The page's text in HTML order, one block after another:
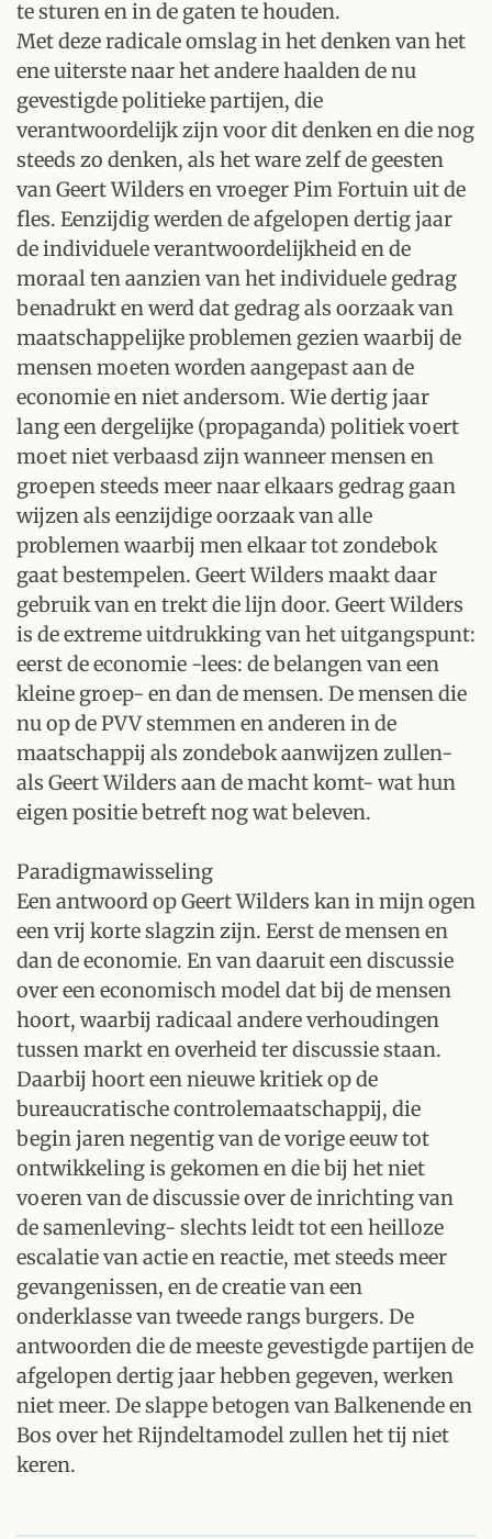
te sturen en in de gaten te houden.
Met deze radicale omslag in het denken van het
ene uiterste naar het andere haalden de nu
gevestigde politieke partijen, die
verantwoordelijk zijn voor dit denken en die nog
steeds zo denken, als het ware zelf de geesten
van Geert Wilders en vroeger Pim Fortuin uit de
fles. Eenzijdig werden de afgelopen dertig jaar
de individuele verantwoordelijkheid en de
moraal ten aanzien van het individuele gedrag
benadrukt en werd dat gedrag als oorzaak van
maatschappelijke problemen gezien waarbij de
mensen moeten worden aangepast aan de
economie en niet andersom. Wie dertig jaar
lang een dergelijke (propaganda) politiek voert
moet niet verbaasd zijn wanneer mensen en
groepen steeds meer naar elkaars gedrag gaan
wijzen als eenzijdige oorzaak van alle
problemen waarbij men elkaar tot zondebok
gaat bestempelen. Geert Wilders maakt daar
gebruik van en trekt die lijn door. Geert Wilders
is de extreme uitdrukking van het uitgangspunt:
eerst de economie -lees: de belangen van een
kleine groep- en dan de mensen. De mensen die
nu op de PVV stemmen en anderen in de
maatschappij als zondebok aanwijzen zullen-
als Geert Wilders aan de macht komt- wat hun
eigen positie betreft nog wat beleven.
Paradigmawisseling
Een antwoord op Geert Wilders kan in mijn ogen
een vrij korte slagzin zijn. Eerst de mensen en
dan de economie. En van daaruit een discussie
over een economisch model dat bij de mensen
hoort, waarbij radicaal andere verhoudingen
tussen markt en overheid ter discussie staan.
Daarbij hoort een nieuwe kritiek op de
bureaucratische controlemaatschappij, die
begin jaren negentig van de vorige eeuw tot
ontwikkeling is gekomen en die­ bij het niet
voeren van de discussie over de inrichting van
de samenleving- slechts leidt tot een heilloze
escalatie van actie en reactie, met steeds meer
gevangenissen, en de creatie van een
onderklasse van tweede rangs burgers. De
antwoorden die de meeste gevestigde partijen de
afgelopen dertig jaar hebben gegeven, werken
niet meer. De slappe betogen van Balkenende en
Bos over het Rijndeltamodel zullen het tij niet
keren.